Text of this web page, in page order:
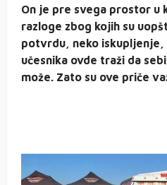
On je pre svega prostor u
razloge zbog kojih su
potvrdu, neko iskupljenje,
učesnika ovde traži da
može. Zato su ove priče